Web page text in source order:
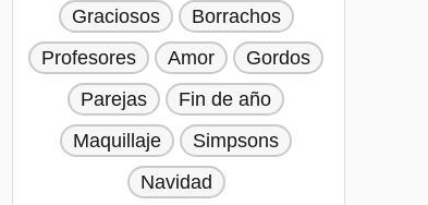
Graciosos
Borrachos
Profesores
Amor
Gordos
Parejas
Fin de año
Maquillaje
Simpsons
Navidad